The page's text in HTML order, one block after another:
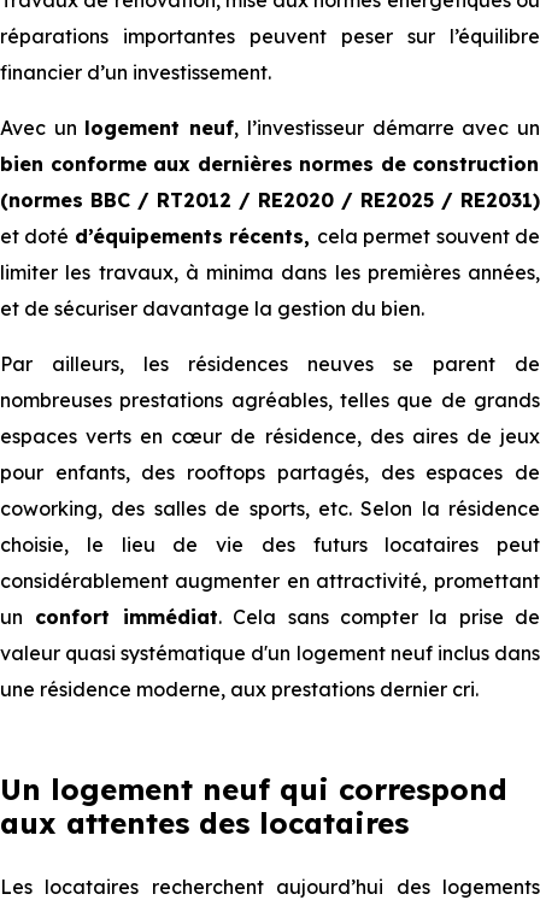
réparations importantes peuvent peser sur l’équilibre
financier d’un investissement.
Avec un logement neuf, l’investisseur démarre avec un
bien conforme aux dernières normes de construction
(normes BBC / RT2012 / RE2020 / RE2025 / RE2031)
et doté d’équipements récents, cela permet souvent de
limiter les travaux, à minima dans les premières années,
et de sécuriser davantage la gestion du bien.
Par ailleurs, les résidences neuves se parent de
nombreuses prestations agréables, telles que de grands
espaces verts en cœur de résidence, des aires de jeux
pour enfants, des rooftops partagés, des espaces de
coworking, des salles de sports, etc. Selon la résidence
choisie, le lieu de vie des futurs locataires peut
considérablement augmenter en attractivité, promettant
un confort immédiat. Cela sans compter la prise de
valeur quasi systématique d'un logement neuf inclus dans
une résidence moderne, aux prestations dernier cri.
Un logement neuf qui correspond
aux attentes des locataires
Les locataires recherchent aujourd’hui des logements